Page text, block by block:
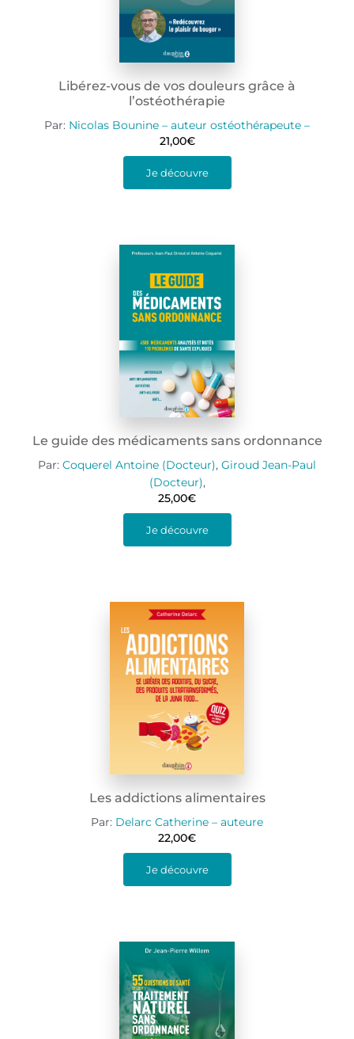
Libérez-vous de vos douleurs grâce à
l’ostéothérapie
Par: Nicolas Bounine – auteur ostéothérapeute –
21,00€
Je découvre
Le guide des médicaments sans ordonnance
Par: Coquerel Antoine (Docteur), Giroud Jean-Paul
(Docteur),
25,00€
Je découvre
Les addictions alimentaires
Par: Delarc Catherine – auteure
22,00€
Je découvre